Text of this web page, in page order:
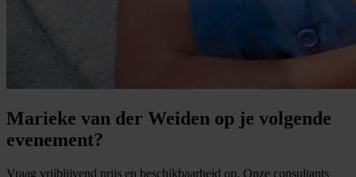
Marieke van der Weiden op je volgende
evenement?
Vraag vrijblijvend prijs en beschikbaarheid op. Onze consultants